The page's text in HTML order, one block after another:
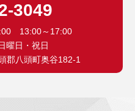
3049
13:00～17:00
日・祝日
郡八頭町奥谷182-1